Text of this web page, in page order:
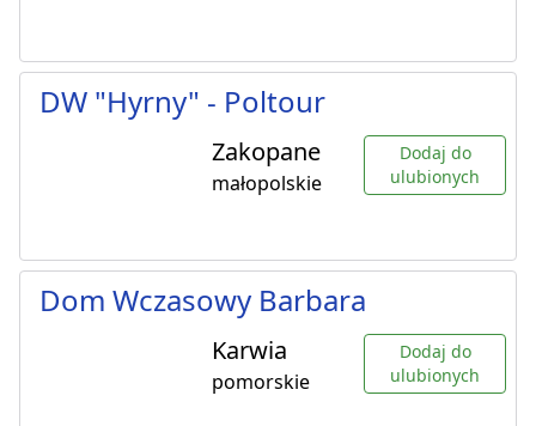
DW "Hyrny" - Poltour
Zakopane
małopolskie
Dodaj do
ulubionych
Dom Wczasowy Barbara
Karwia
pomorskie
Dodaj do
ulubionych